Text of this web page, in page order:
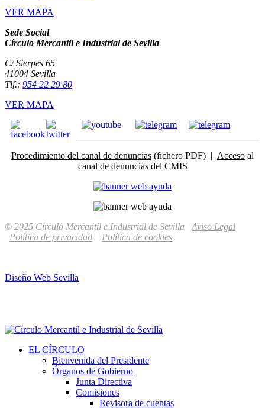
VER MAPA
Sede Social
Círculo Mercantil e Industrial de Sevilla
C/ Sierpes 65
41004 Sevilla
Tlf.: 954 22 29 80
VER MAPA
Procedimiento del canal de denuncias (fichero PDF) | Acceso al
canal de denuncias del CMIS
© 2025 Círculo Mercantil e Industrial de Sevilla Aviso Legal
Política de privacidad
Política de cookies
Diseño Web Sevilla
EL CÍRCULO
Bienvenida del Presidente
Órganos de Gobierno
Junta Directiva
Comisiones
Revisora de cuentas